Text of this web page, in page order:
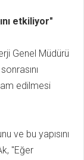
etkiliyor"
Genel Müdürü
edilmesi
ve bu yapısını
"Eğer